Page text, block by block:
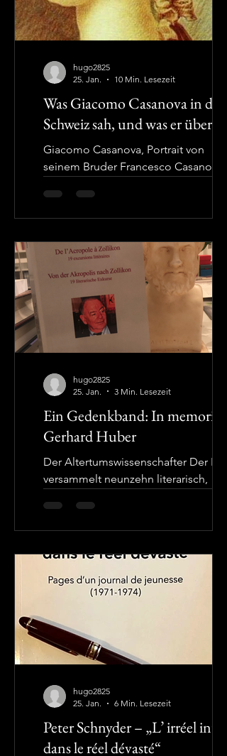
überholt. Doch weit gefehlt!
Tatsächlich ist es so aktuell wie, oder
zutreffender: aktueller denn je. Bertz
griff gleichsam ein
Was Giacomo Casanova in der
Schweiz sah, und was er übersah
Giacomo Casanova, Portrait von
seinem Bruder Francesco Casanova
der Vielgereiste Worauf Giacomo
Casanovas (1725-1798) Berühmtheit
Viele, das er selber so ausführlich
beschrieben hat, ist im Verlauf der
Jahrhunderte dazu noch von Dritten
eingehend nachgezeichnet, analysiert
und auch auf seinen tatsächlichen
Wahrheitsgehalt überprüft worden.
Hier interessiert aber eine andere,
wenig beachtete und kommenti
hugo2825
25. Jan.
10 Min. Lesezeit
Ein Gedenkband: In memoriam
Gerhard Huber
Der Altertumswissenschafter Der
versammelt neunzehn literarisch,
ausgerichtete Beiträge von Gerhard
Huber, die in den 80er-Jahren in der
sind. Es sind mehrheitlich
Buchrezensionen, die mit einigen
Kurzberichten von literarischen
Kolloquien ergänzt werden. Gerhard
Huber war ein so kenntnisreicher wie
passionierter Altphilologe, und sein
Blick reichte zudem weit über sein
Kerngebiet hinaus. Im ersten Tei
hugo2825
25. Jan.
3 Min. Lesezeit
Peter Schnyder – „L’ irréel intact
dans le réel dévasté“
hugo2825
25. Jan.
6 Min. Lesezeit